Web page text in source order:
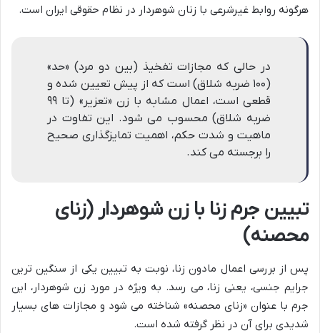
هرگونه روابط غیرشرعی با زنان شوهردار در نظام حقوقی ایران است.
در حالی که مجازات تفخیذ (بین دو مرد) «حد»
(۱۰۰ ضربه شلاق) است که از پیش تعیین شده و
قطعی است، اعمال مشابه با زن «تعزیر» (تا ۹۹
ضربه شلاق) محسوب می شود. این تفاوت در
ماهیت و شدت حکم، اهمیت تمایزگذاری صحیح
را برجسته می کند.
تبیین جرم زنا با زن شوهردار (زنای
محصنه)
پس از بررسی اعمال مادون زنا، نوبت به تبیین یکی از سنگین ترین
جرایم جنسی، یعنی زنا، می رسد. به ویژه در مورد زن شوهردار، این
جرم با عنوان «زنای محصنه» شناخته می شود و مجازات های بسیار
شدیدی برای آن در نظر گرفته شده است.